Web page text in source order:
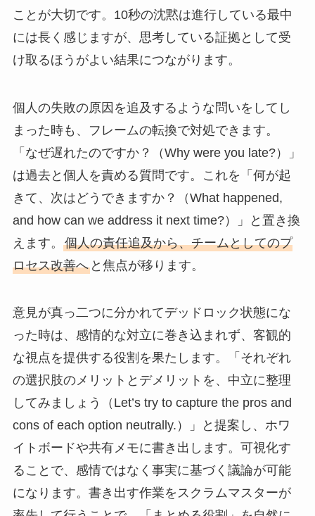
ことが大切です。10秒の沈黙は進行している最中
には長く感じますが、思考している証拠として受
け取るほうがよい結果につながります。
個人の失敗の原因を追及するような問いをしてし
まった時も、フレームの転換で対処できます。
「なぜ遅れたのですか？（Why were you late?）」
は過去と個人を責める質問です。これを「何が起
きて、次はどうできますか？（What happened,
and how can we address it next time?）」と置き換
えます。 個人の責任追及から、チームとしてのプ
ロセス改善へと焦点が移ります。
意見が真っ二つに分かれてデッドロック状態にな
った時は、感情的な対立に巻き込まれず、客観的
な視点を提供する役割を果たします。「それぞれ
の選択肢のメリットとデメリットを、中立に整理
してみましょう（Let’s try to capture the pros and
cons of each option neutrally.）」と提案し、ホワ
イトボードや共有メモに書き出します。可視化す
ることで、感情ではなく事実に基づく議論が可能
になります。書き出す作業をスクラムマスターが